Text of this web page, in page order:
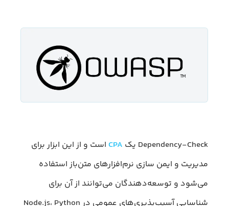
Dependency-Check یک CPA است و از این ابزار برای
مدیریت و ایمن سازی نرم‌افزارهای متن‌باز استفاده
می‌شود و توسعه‌دهندگان می‌توانند از آن برای
شناسایی آسیب‌پذیری‌های عمومی در Node.js، Python